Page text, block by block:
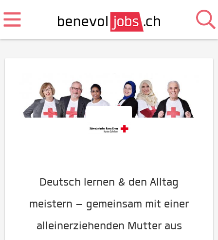
Deutsch lernen & den Alltag
meistern – gemeinsam mit einer
alleinerziehenden Mutter aus